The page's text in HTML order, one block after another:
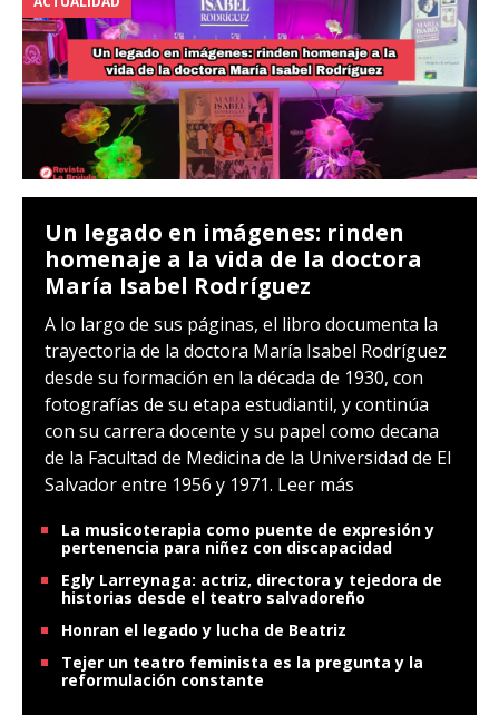
Un legado en imágenes: rinden
homenaje a la vida de la doctora
María Isabel Rodríguez
A lo largo de sus páginas, el libro documenta la
trayectoria de la doctora María Isabel Rodríguez
desde su formación en la década de 1930, con
fotografías de su etapa estudiantil, y continúa
con su carrera docente y su papel como decana
de la Facultad de Medicina de la Universidad de El
Salvador entre 1956 y 1971. Leer más
La musicoterapia como puente de expresión y
pertenencia para niñez con discapacidad
Egly Larreynaga: actriz, directora y tejedora de
historias desde el teatro salvadoreño
Honran el legado y lucha de Beatriz
Tejer un teatro feminista es la pregunta y la
reformulación constante